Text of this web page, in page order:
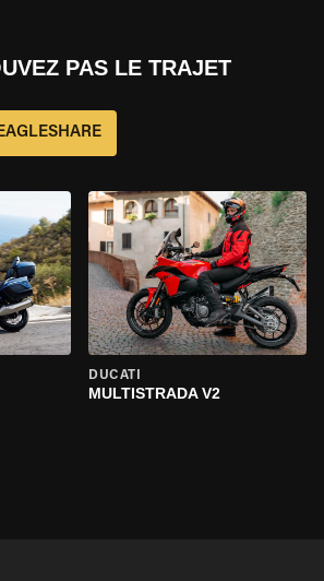
PAS LE TRAJET
DUCATI
MULTISTRADA V2